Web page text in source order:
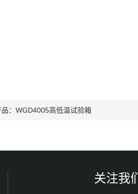
： WGD4005高低温试验箱
关注我们